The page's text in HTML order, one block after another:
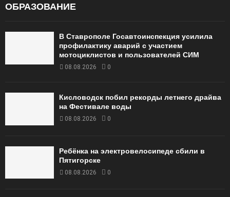
ОБРАЗОВАНИЕ
В Ставрополе Госавтоинспекция усилила
профилактику аварий с участием
мотоциклистов и пользователей СИМ
08.08.2026 0
Кисловодск побил рекорды летнего драйва
на Фестивале воды
08.08.2026 0
Ребёнка на электровелосипеде сбили в
Пятигорске
08.08.2026 0